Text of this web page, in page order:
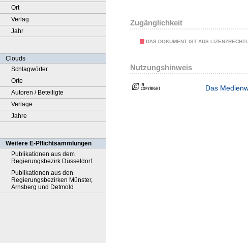
Ort
Verlag
Jahr
Clouds
Schlagwörter
Orte
Autoren / Beteiligte
Verlage
Jahre
Weitere E-Pflichtsammlungen
Publikationen aus dem
Regierungsbezirk Düsseldorf
Publikationen aus den
Regierungsbezirken Münster,
Arnsberg und Detmold
Zugänglichkeit
DAS DOKUMENT IST AUS
Nutzungshinweis
Das